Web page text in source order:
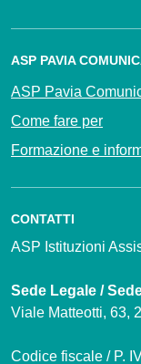
ASP PAVIA
ASP Pavia
Come fare per
Formazione e
CONTATTI
ASP Istituzioni
Sede Legale /
Viale Matteotti, 63,
Codice fiscale / P.